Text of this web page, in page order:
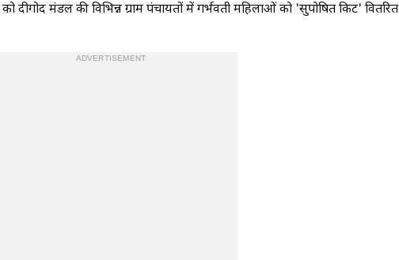
दीगोद मंडल की विभिन्न ग्राम पंचायतों में गर्भवती महिलाओं को 'सुपोषित किट' वितरित
ADVERTISEMENT